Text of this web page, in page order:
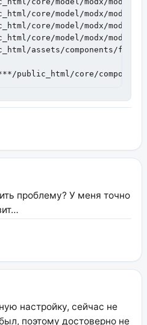
core/model/modx/
core/model/modx/
core/model/modx/
assets/components/
public_html/core/
проблему? У меня точно
настройку, сейчас не
поэтому достоверно не